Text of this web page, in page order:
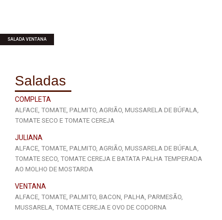
SALADA VENTANA
Saladas
COMPLETA
ALFACE, TOMATE, PALMITO, AGRIÃO, MUSSARELA DE BÚFALA,
TOMATE SECO E TOMATE CEREJA
JULIANA
ALFACE, TOMATE, PALMITO, AGRIÃO, MUSSARELA DE BÚFALA,
TOMATE SECO, TOMATE CEREJA E BATATA PALHA TEMPERADA
AO MOLHO DE MOSTARDA
VENTANA
ALFACE, TOMATE, PALMITO, BACON, PALHA, PARMESÃO,
MUSSARELA, TOMATE CEREJA E OVO DE CODORNA